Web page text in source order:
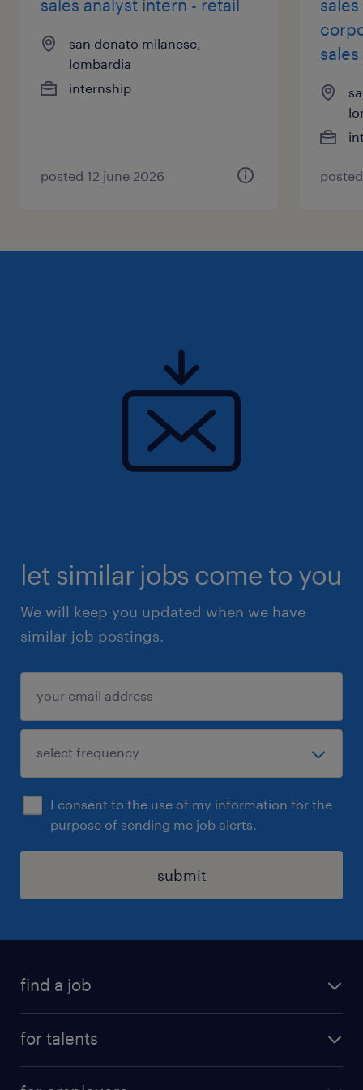
sales analyst intern - retail
san donato milanese,
lombardia
internship
posted 12 june 2026
sales
let similar jobs come to you
We will keep you updated when we have
similar job postings.
I consent to the use of my information for the
purpose of sending me job alerts.
submit
find a job
for talents